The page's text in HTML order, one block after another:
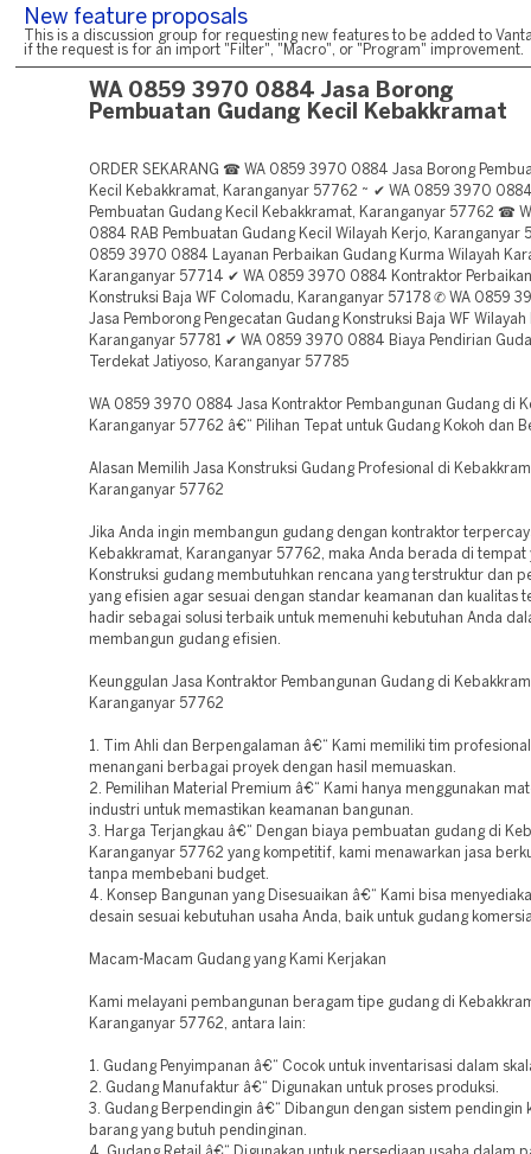
New feature proposals
This is a discussion group for requesting new features to be added to
if the request is for an import "Filter", "Macro", or "Program" improvement.
WA 0859 3970 0884 Jasa Borong
Pembuatan Gudang Kecil Kebakkramat
ORDER SEKARANG ☎ WA 0859 3970 0884 Jasa Borong
Kecil Kebakkramat, Karanganyar 57762 ~ ✔ WA 0859 3970
Pembuatan Gudang Kecil Kebakkramat, Karanganyar 57762 ☎
0884 RAB Pembuatan Gudang Kecil Wilayah Kerjo, Karanganyar
0859 3970 0884 Layanan Perbaikan Gudang Kurma Wilayah
Karanganyar 57714 ✔ WA 0859 3970 0884 Kontraktor
Konstruksi Baja WF Colomadu, Karanganyar 57178 ✆ WA 0859
Jasa Pemborong Pengecatan Gudang Konstruksi Baja WF Wilayah
Karanganyar 57781 ✔ WA 0859 3970 0884 Biaya Pendirian
Terdekat Jatiyoso, Karanganyar 57785
WA 0859 3970 0884 Jasa Kontraktor Pembangunan Gudang di
Karanganyar 57762 â€“ Pilihan Tepat untuk Gudang Kokoh dan
Alasan Memilih Jasa Konstruksi Gudang Profesional di
Karanganyar 57762
Jika Anda ingin membangun gudang dengan kontraktor
Kebakkramat, Karanganyar 57762, maka Anda berada di tempat
Konstruksi gudang membutuhkan rencana yang terstruktur dan
yang efisien agar sesuai dengan standar keamanan dan kualitas
hadir sebagai solusi terbaik untuk memenuhi kebutuhan Anda
membangun gudang efisien.
Keunggulan Jasa Kontraktor Pembangunan Gudang di
Karanganyar 57762
1. Tim Ahli dan Berpengalaman â€“ Kami memiliki tim
menangani berbagai proyek dengan hasil memuaskan.
2. Pemilihan Material Premium â€“ Kami hanya menggunakan
industri untuk memastikan keamanan bangunan.
3. Harga Terjangkau â€“ Dengan biaya pembuatan gudang di
Karanganyar 57762 yang kompetitif, kami menawarkan jasa
tanpa membebani budget.
4. Konsep Bangunan yang Disesuaikan â€“ Kami bisa
desain sesuai kebutuhan usaha Anda, baik untuk gudang
Macam-Macam Gudang yang Kami Kerjakan
Kami melayani pembangunan beragam tipe gudang di
Karanganyar 57762, antara lain:
1. Gudang Penyimpanan â€“ Cocok untuk inventarisasi dalam
2. Gudang Manufaktur â€“ Digunakan untuk proses produksi.
3. Gudang Berpendingin â€“ Dibangun dengan sistem pendingin
barang yang butuh pendinginan.